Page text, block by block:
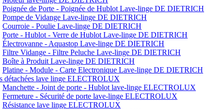
Poignée de Porte - Poignée de Hublot Lave-linge DE DIETRICH
Pompe de Vidange Lave-linge DE DIETRICH
Courroie - Poulie Lave-linge DE DIETRICH
Porte - Hublot - Verre de Hublot Lave-linge DE DIETRICH
Électrovanne - Aquastop Lave-linge DE DIETRICH
Filtre Vidange - Filtre Peluche Lave-linge DE DIETRICH
Boîte à Produit Lave-linge DE DIETRICH
Platine - Module - Carte Electronique Lave-linge DE DIETRICH
détachées lave linge ELECTROLUX
Manchette - Joint de porte - Hublot lave-linge ELECTROLUX
Fermeture - Sécurité de porte lave-linge ELECTROLUX
Résistance lave linge ELECTROLUX